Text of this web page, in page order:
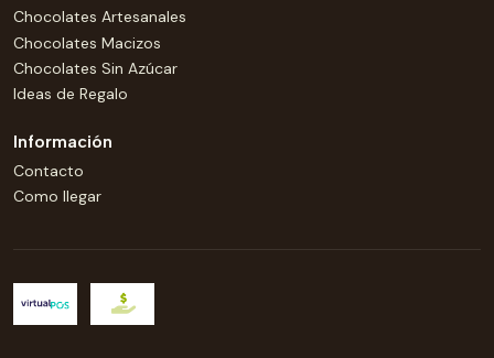
Chocolates Artesanales
Chocolates Macizos
Chocolates Sin Azúcar
Ideas de Regalo
Información
Contacto
Como llegar